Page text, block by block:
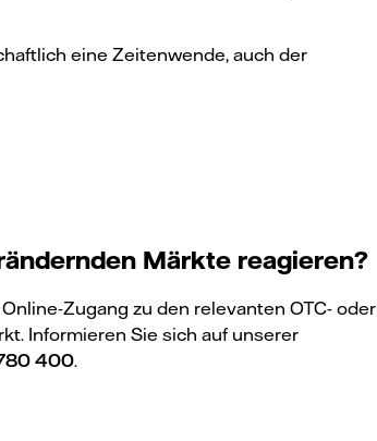
eine Zeitenwende, auch der
Märkte reagieren?
Zugang zu den relevanten OTC- oder
Informieren Sie sich auf unserer
400.